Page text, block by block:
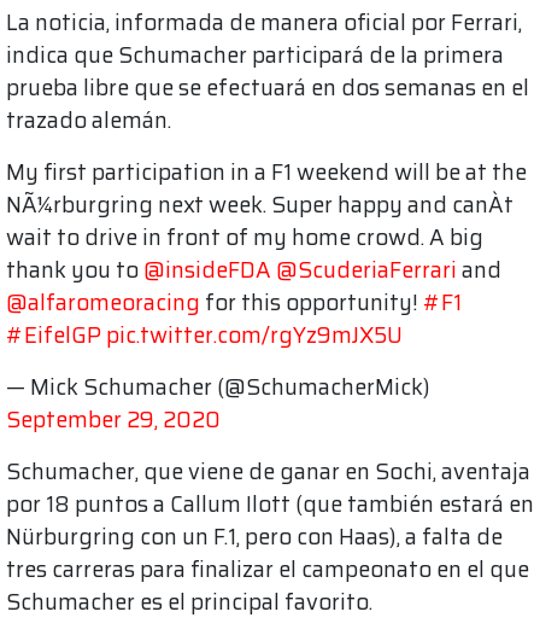
La noticia, informada de manera oficial por Ferrari,
indica que Schumacher participará de la primera
prueba libre que se efectuará en dos semanas en el
trazado alemán.
My first participation in a F1 weekend will be at the
NÃ¼rburgring next week. Super happy and canÀt
wait to drive in front of my home crowd. A big
thank you to@insideFDA @ScuderiaFerrariand
@alfaromeoracing for this opportunity! #F1
#EifelGPpic.twitter.com/rgYz9mJX5U
— Mick Schumacher (@SchumacherMick)
September 29, 2020
Schumacher, que viene de ganar en Sochi, aventaja
por 18 puntos a Callum Ilott (que también estará en
Nürburgring con un F.1, pero con Haas), a falta de
tres carreras para finalizar el campeonato en el que
Schumacher es el principal favorito.